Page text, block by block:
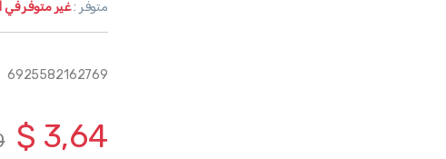
متوفر :غير متوفر
6925582162769
$ 3,64